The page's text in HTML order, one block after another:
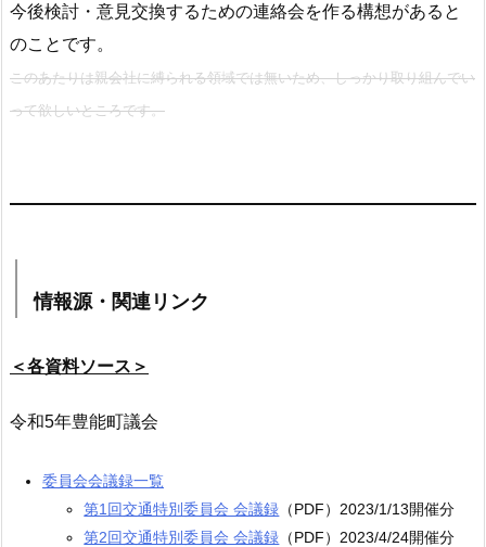
今後検討・意見交換するための連絡会を作る構想があると
のことです。
このあたりは親会社に縛られる領域では無いため、しっかり取り組んでい
って欲しいところです。
情報源・関連リンク
＜各資料ソース＞
令和5年豊能町議会
委員会会議録一覧
第1回交通特別委員会 会議録 （PDF）2023/1/13開催分
第2回交通特別委員会 会議録 （PDF）2023/4/24開催分